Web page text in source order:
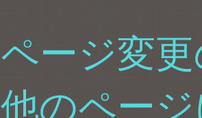
ページ変
他のペー